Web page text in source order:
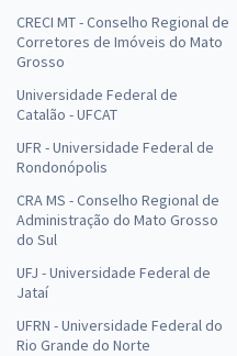
CRECI MT - Conselho Regional de
Corretores de Imóveis do Mato
Grosso
Universidade Federal de
Catalão - UFCAT
UFR - Universidade Federal de
Rondonópolis
CRA MS - Conselho Regional de
Administração do Mato Grosso
do Sul
UFJ - Universidade Federal de
Jataí
UFRN - Universidade Federal do
Rio Grande do Norte